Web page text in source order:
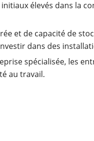
élevés dans la
et de capacité de
dans des
spécialisée, les
au travail.